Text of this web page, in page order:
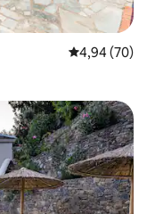
Gemiddelde
4,94 (70)